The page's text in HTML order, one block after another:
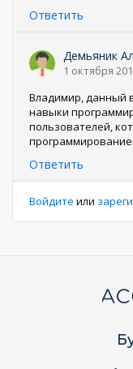
Ответить
Демьяник
1 октября
Владимир, данный
навыки
пользователей,
Ответить
Войдите или